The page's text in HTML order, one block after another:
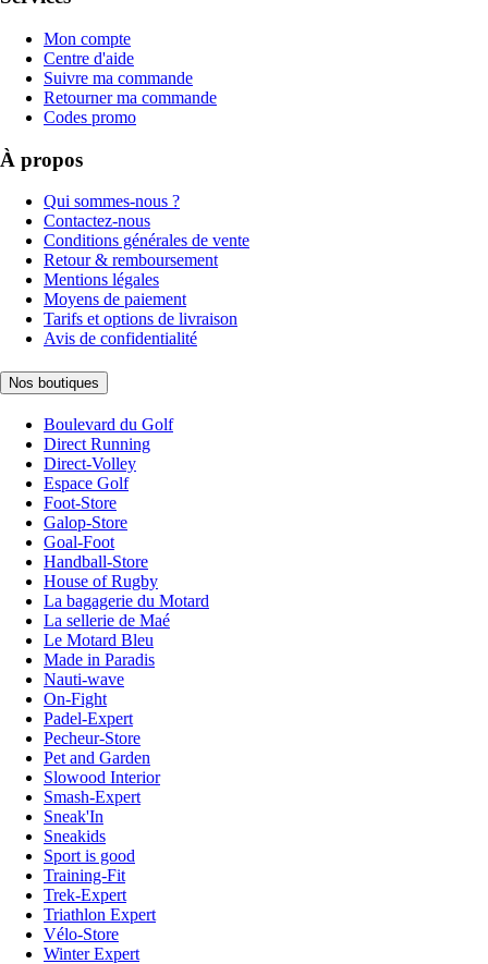
Mon compte
Centre d'aide
Suivre ma commande
Retourner ma commande
Codes promo
À propos
Qui sommes-nous ?
Contactez-nous
Conditions générales de vente
Retour & remboursement
Mentions légales
Moyens de paiement
Tarifs et options de livraison
Avis de confidentialité
Nos boutiques
Boulevard du Golf
Direct Running
Direct-Volley
Espace Golf
Foot-Store
Galop-Store
Goal-Foot
Handball-Store
House of Rugby
La bagagerie du Motard
La sellerie de Maé
Le Motard Bleu
Made in Paradis
Nauti-wave
On-Fight
Padel-Expert
Pecheur-Store
Pet and Garden
Slowood Interior
Smash-Expert
Sneak'In
Sneakids
Sport is good
Training-Fit
Trek-Expert
Triathlon Expert
Vélo-Store
Winter Expert